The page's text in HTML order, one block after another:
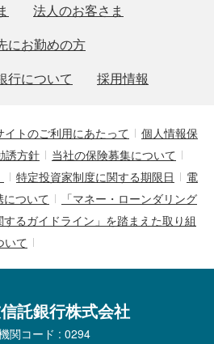
法人のお客さま
にお勤めの方
行について
採用情報
イトのご利用にあたって
個人情報保
誘方針
当社の保険募集について
特定投資家制度に関する期限日
電
ついて
「マネー・ローンダリング
るガイドライン」を踏まえた取り組
いて
託銀行株式会社
関コード : 0294